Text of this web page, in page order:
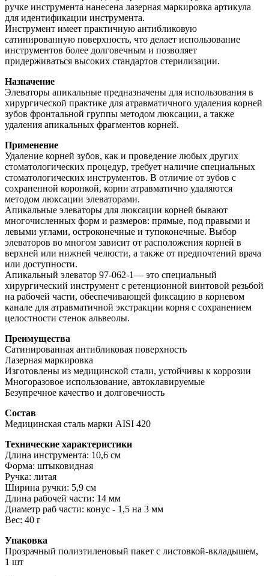
ручке инструмента нанесена лазерная маркировка артикула
для идентификации инструмента.
Инструмент имеет практичную антибликовую
сатинированную поверхность, что делает использование
инструментов более долговечным и позволяет
придерживаться высоких стандартов стерилизации.
Назначение
Элеваторы апикальные предназначены для использования в
хирургической практике для атравматичного удаления корней
зубов фронтальной группы методом люксации, а также
удаления апикальных фрагментов корней.
Применение
Удаление корней зубов, как и проведение любых других
стоматологических процедур, требует наличие специальных
стоматологических инструментов. В отличие от зубов с
сохраненной коронкой, корни атравматично удаляются
методом люксации элеваторами.
Апикальные элеваторы для люксации корней бывают
многочисленных форм и размеров: прямые, под правыми и
левыми углами, остроконечные и тупоконечные. Выбор
элеваторов во многом зависит от расположения корней в
верхней или нижней челюсти, а также от предпочтений врача
или доступности.
Апикальный элеватор 97-062-1— это специальный
хирургический инструмент с ретенционной винтовой резьбой
на рабочей части, обеспечивающей фиксацию в корневом
канале для атравматичной экстракции корня с сохранением
целостности стенок альвеолы.
Преимущества
Сатинированная антибликовая поверхность
Лазерная маркировка
Изготовлены из медицинской стали, устойчивы к коррозии
Многоразовое использование, автоклавируемые
Безупречное качество и долговечность
Состав
Медицинская сталь марки AISI 420
Технические характеристики
Длина инструмента: 10,6 см
Форма: штыковидная
Ручка: литая
Ширина ручки: 5,9 см
Длина рабочей части: 14 мм
Диаметр раб части: конус - 1,5 на 3 мм
Вес: 40 г
Упаковка
Прозрачный полиэтиленовый пакет с листовкой-вкладышем,
1 шт